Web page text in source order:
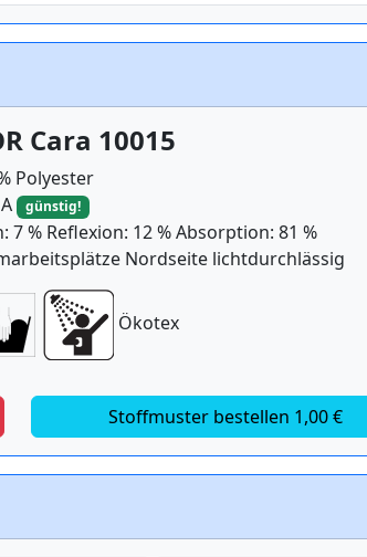
Cara 10015
Polyester
günstig!
7 % Reflexion: 12 % Absorption: 81 %
Nordseite lichtdurchlässig
Ökotex
Stoffmuster bestellen 1,00 €